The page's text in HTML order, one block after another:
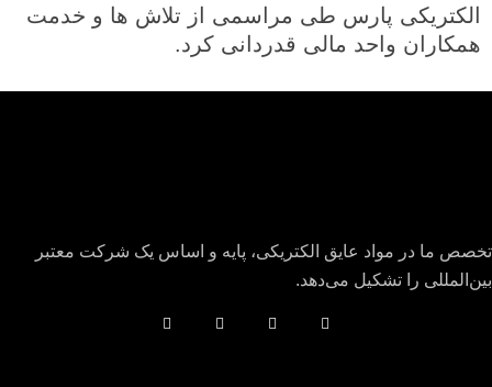
الکتریکی پارس طی مراسمی از تلاش ها و خدمت
همکاران واحد مالی قدردانی کرد.
تخصص ما در مواد عایق الکتریکی، پایه و اساس یک شرکت معتبر
بین‌المللی را تشکیل می‌دهد.